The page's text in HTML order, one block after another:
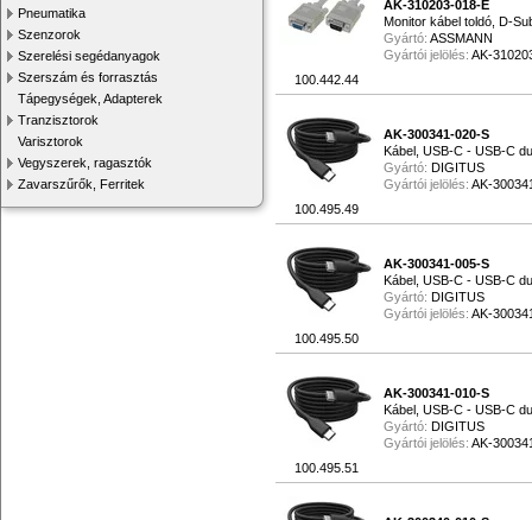
Pneumatika
Szenzorok
Szerelési segédanyagok
Szerszám és forrasztás
Tápegységek, Adapterek
Tranzisztorok
Varisztorok
Vegyszerek, ragasztók
Zavarszűrők, Ferritek
100.442.44
AK-310203-018-E
Monitor kábel toldó, D-
Gyártó: ASSMANN
Gyártói jelölés: AK-
100.495.49
AK-300341-020-S
Kábel, USB-C - USB-C
Gyártó: DIGITUS
Gyártói jelölés: AK-
100.495.50
AK-300341-005-S
Kábel, USB-C - USB-C
Gyártó: DIGITUS
Gyártói jelölés: AK-
100.495.51
AK-300341-010-S
Kábel, USB-C - USB-C
Gyártó: DIGITUS
Gyártói jelölés: AK-